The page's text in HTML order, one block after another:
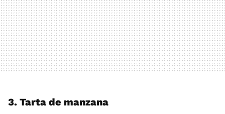
3. Tarta de manzana